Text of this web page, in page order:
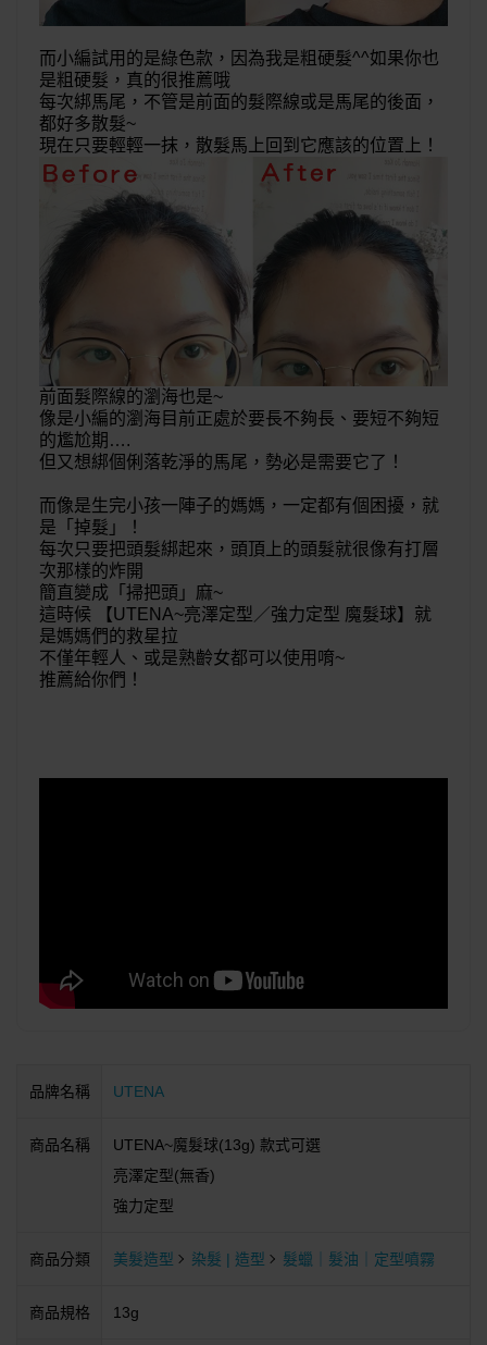
而小編試用的是綠色款，因為我是粗硬髮^^如果你也
是粗硬髮，真的很推薦哦
每次綁馬尾，不管是前面的髮際線或是馬尾的後面，
都好多散髮~
現在只要輕輕一抹，散髮馬上回到它應該的位置上！
前面髮際線的瀏海也是~
像是小編的瀏海目前正處於要長不夠長、要短不夠短
的尷尬期….
但又想綁個俐落乾淨的馬尾，勢必是需要它了！
而像是生完小孩一陣子的媽媽，一定都有個困擾，就
是「掉髮」！
每次只要把頭髮綁起來，頭頂上的頭髮就很像有打層
次那樣的炸開
簡直變成「掃把頭」麻~
這時候 【UTENA~亮澤定型／強力定型 魔髮球】就
是媽媽們的救星拉
不僅年輕人、或是熟齡女都可以使用唷~
推薦給你們！
品牌名稱 UTENA
商品名稱
UTENA~魔髮球(13g) 款式可選
亮澤定型(無香)
強力定型
商品分類 美髮造型 染髮 | 造型 髮蠟｜髮油｜定型噴霧
商品規格 13g